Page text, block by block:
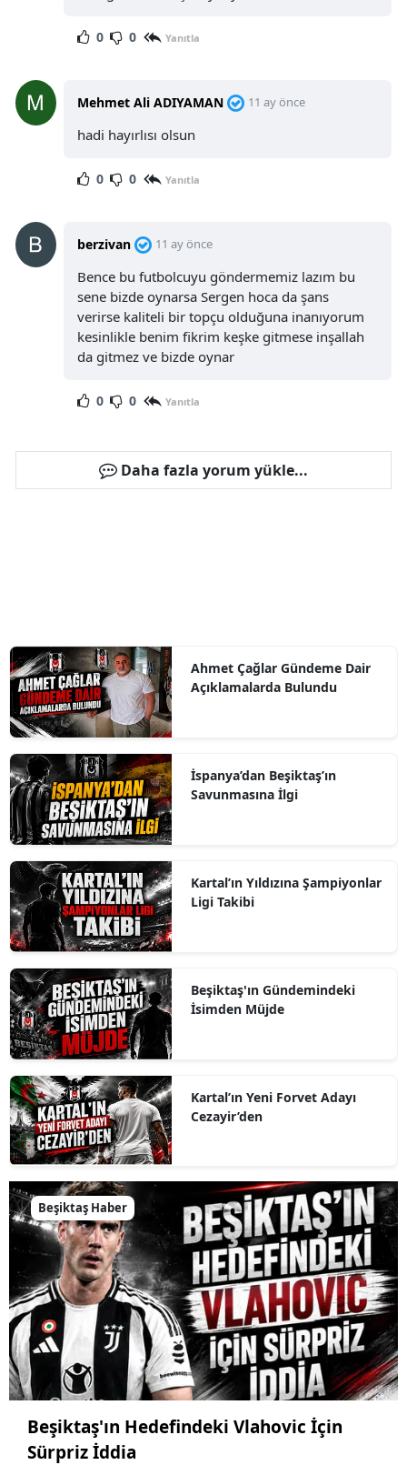
0 0 Yanıtla
Mehmet Ali ADIYAMAN 11 ay önce
hadi hayırlısı olsun
0 0 Yanıtla
berzivan 11 ay önce
Bence bu futbolcuyu göndermemiz lazım bu
sene bizde oynarsa Sergen hoca da şans
verirse kaliteli bir topçu olduğuna inanıyorum
kesinlikle benim fikrim keşke gitmese inşallah
da gitmez ve bizde oynar
0 0 Yanıtla
Daha fazla yorum yükle...
Ahmet Çağlar Gündeme Dair
Açıklamalarda Bulundu
İspanya’dan Beşiktaş’ın
Savunmasına İlgi
Kartal’ın Yıldızına Şampiyonlar
Ligi Takibi
Beşiktaş'ın Gündemindeki
İsimden Müjde
Kartal’ın Yeni Forvet Adayı
Cezayir’den
Beşiktaş Haber
Beşiktaş'ın Hedefindeki Vlahovic İçin
Sürpriz İddia